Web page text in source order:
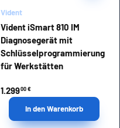
Vident
Vident iSmart 810 IM
Diagnosegerät mit
Schlüsselprogrammierung
für Werkstätten
1.29900 €
In den Warenkorb